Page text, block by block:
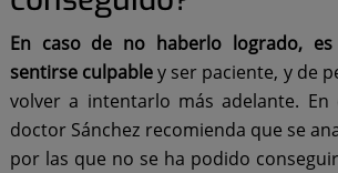
En caso de no haberlo logrado,
sentirse culpabley ser paciente, y de
volver a intentarlo más adelante. En
doctor Sánchez recomienda que se
por las que no se ha podido